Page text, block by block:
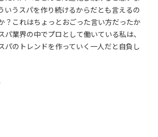
いうスパを作り続けるからだとも言えるの
？これはちょっとおごった言い方だったか
パ業界の中でプロとして働いている私は、
パのトレンドを作っていく一人だと自負し